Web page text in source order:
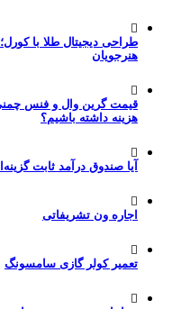
طراحی دیجیتال طلا با
هنرجویان
قیمت گرین وال و فنس
هزینه داشته باشیم؟
آیا صندوق درآمد ثابت
اجاره ون تشریفاتی
تعمیر کولر گازی سامسونگ